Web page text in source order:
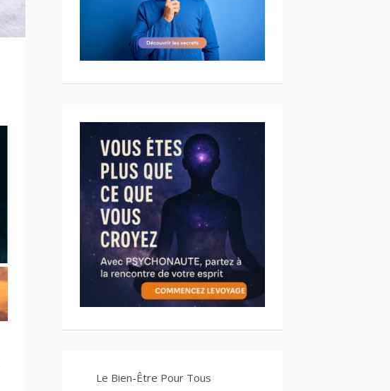
Le Bien-Être Pour Tous